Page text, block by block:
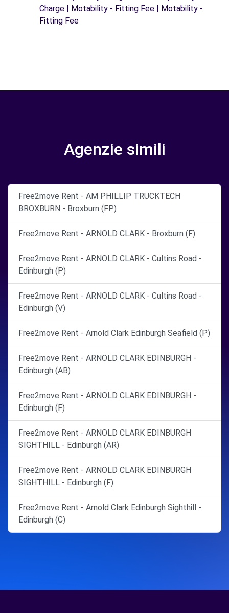
Charge | Motability - Fitting Fee | Motability -
Fitting Fee
Agenzie simili
Free2move Rent - AM PHILLIP TRUCKTECH
BROXBURN - Broxburn (FP)
Free2move Rent - ARNOLD CLARK - Broxburn (F)
Free2move Rent - ARNOLD CLARK - Cultins Road -
Edinburgh (P)
Free2move Rent - ARNOLD CLARK - Cultins Road -
Edinburgh (V)
Free2move Rent - Arnold Clark Edinburgh Seafield (P)
Free2move Rent - ARNOLD CLARK EDINBURGH -
Edinburgh (AB)
Free2move Rent - ARNOLD CLARK EDINBURGH -
Edinburgh (F)
Free2move Rent - ARNOLD CLARK EDINBURGH
SIGHTHILL - Edinburgh (AR)
Free2move Rent - ARNOLD CLARK EDINBURGH
SIGHTHILL - Edinburgh (F)
Free2move Rent - Arnold Clark Edinburgh Sighthill -
Edinburgh (C)